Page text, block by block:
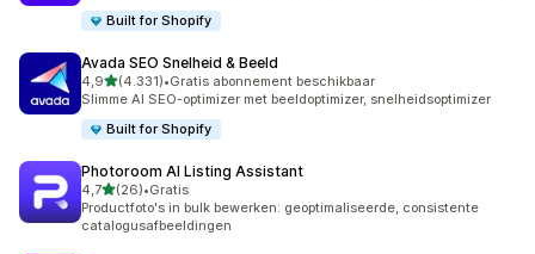
Built for Shopify
Avada SEO Snelheid & Beeld
4,9van 5 sterren
(4.331)
4331 recensies in totaal
•Gratis abonnement beschikbaar
Slimme AI SEO-optimizer met beeldoptimizer, snelheidsoptimizer
Built for Shopify
Photoroom AI Listing Assistant
4,7van 5 sterren
(26)
26 recensies in totaal
•Gratis
Productfoto's in bulk bewerken: geoptimaliseerde, consistente
catalogusafbeeldingen